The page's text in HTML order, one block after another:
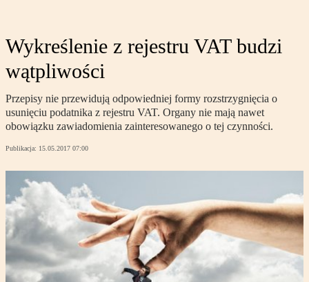
Wykreślenie z rejestru VAT budzi
wątpliwości
Przepisy nie przewidują odpowiedniej formy rozstrzygnięcia o
usunięciu podatnika z rejestru VAT. Organy nie mają nawet
obowiązku zawiadomienia zainteresowanego o tej czynności.
Publikacja: 15.05.2017 07:00